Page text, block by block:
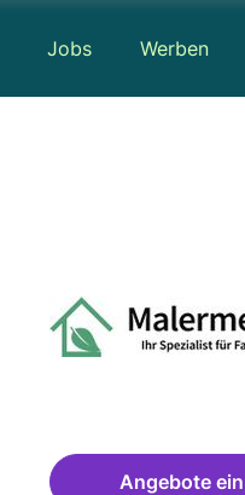
Jobs Werben
Angebote